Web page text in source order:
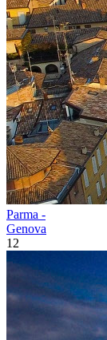
Parma -
Genova
12